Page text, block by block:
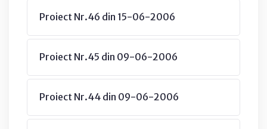
Proiect Nr.46 din 15-06-2006
Proiect Nr.45 din 09-06-2006
Proiect Nr.44 din 09-06-2006